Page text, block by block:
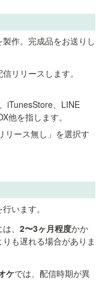
作。完成品をお送りし
リリースします。
iTunesStore、LINE
他を指します。
リース無し」を選択す
います。
、 2〜3ヶ月程度かか
も遅れる場合がありま
ケでは、配信時期が異